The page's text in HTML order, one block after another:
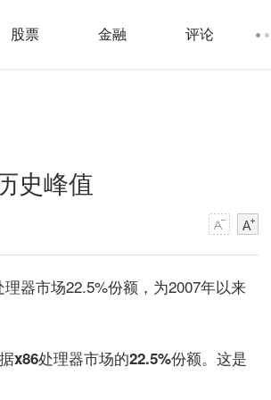
股票 金融 评论
史峰值
器市场22.5%份额，为2007年以来
x86处理器市场的22.5%份额。这是